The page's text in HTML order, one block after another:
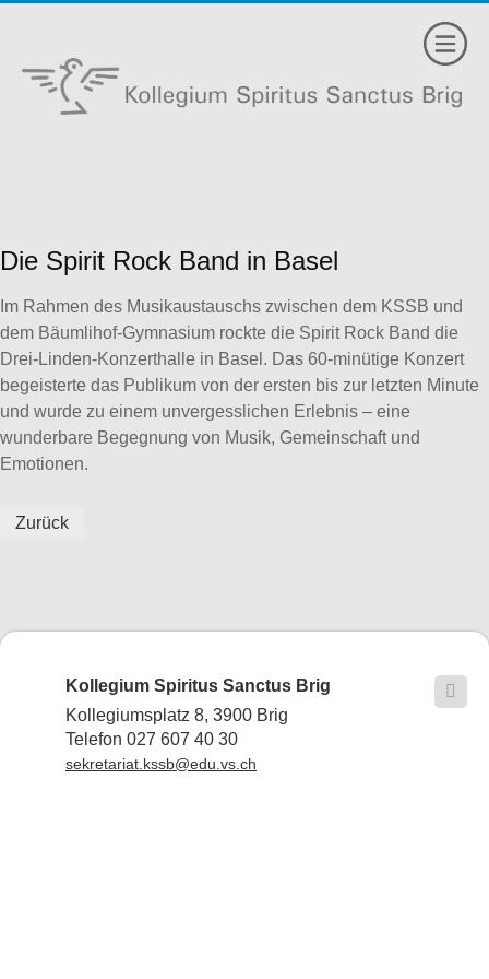
Die Spirit Rock Band in Basel
Im Rahmen des Musikaustauschs zwischen dem KSSB und
dem Bäumlihof-Gymnasium rockte die Spirit Rock Band die
Drei-Linden-Konzerthalle in Basel. Das 60-minütige Konzert
begeisterte das Publikum von der ersten bis zur letzten Minute
und wurde zu einem unvergesslichen Erlebnis – eine
wunderbare Begegnung von Musik, Gemeinschaft und
Emotionen.
Zurück
Kollegium Spiritus Sanctus Brig
Kollegiumsplatz 8, 3900 Brig
Telefon 027 607 40 30
sekretariat.kssb@edu.vs.ch
